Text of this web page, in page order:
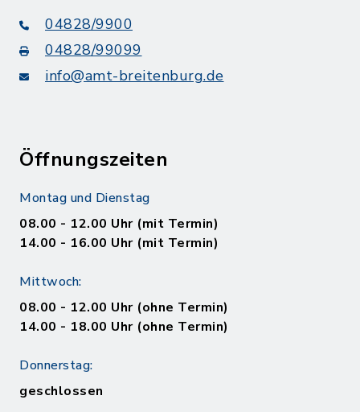
04828/9900
04828/99099
info@amt-breitenburg.de
Öffnungszeiten
Montag und Dienstag
08.00 - 12.00 Uhr (mit Termin)
14.00 - 16.00 Uhr (mit Termin)
Mittwoch:
08.00 - 12.00 Uhr (ohne Termin)
14.00 - 18.00 Uhr (ohne Termin)
Donnerstag:
geschlossen